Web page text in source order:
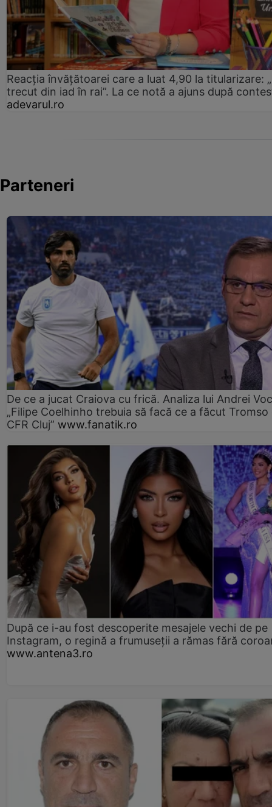
Reacția învățătoarei care a luat 4,90 la titularizare:
trecut din iad în rai”. La ce notă a ajuns după
adevarul.ro
Parteneri
De ce a jucat Craiova cu frică. Analiza lui Andrei
„Filipe Coelhinho trebuia să facă ce a făcut Tromso
CFR Cluj” www.fanatik.ro
După ce i-au fost descoperite mesajele vechi de pe
Instagram, o regină a frumuseții a rămas fără
www.antena3.ro